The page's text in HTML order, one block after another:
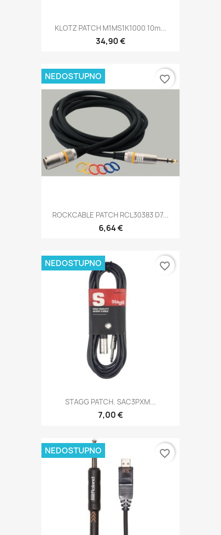
KLOTZ PATCH M1MS1K1000 10m...
34,90 €
ROCKCABLE PATCH RCL30383 D7...
6,64 €
NEDOSTUPNO favorite_border
STAGG PATCH. SAC3PXM...
7,00 €
NEDOSTUPNO favorite_border
NEDOSTUPNO favorite_border